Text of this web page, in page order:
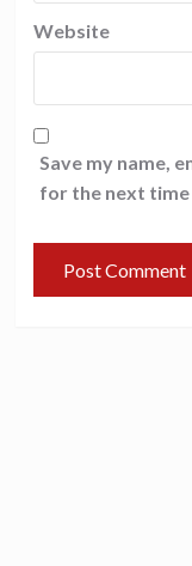
Website
Save my name,
for the next time